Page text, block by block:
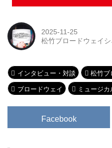
2025-11-25
松竹ブロードウェイ
インタビュー・対談 松竹ブ
ブロードウェイ ミュージカ
Facebook